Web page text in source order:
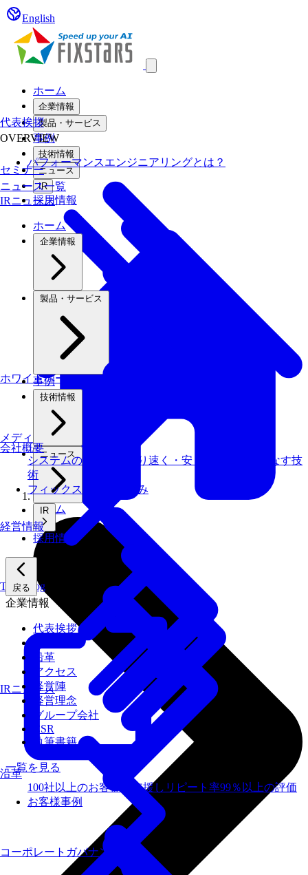
English
ホーム
企業情報
製品・サービス
事例
技術情報
セミナー
ホワイトペーパー
Tech Blog
ニュース
ニュース一覧
メディアライブラリ
IRニュース
IR
採用情報
ホーム
企業情報
製品・サービス
事例
技術情報
ニュース
IR
採用情報
戻る
企業情報
代表挨拶
沿革
アクセス
経営陣
経営理念
グループ会社
CSR
執筆書籍
一覧を見る
代表挨拶
会社概要
沿革
OVERVIEW
パフォーマンスエンジニアリングとは？
システムの仕事を、より速く・安く・省エネでこなす技
術
フィックスターズの​強み
100社以上のお客様を支援しリピート率99％以上の評価
お客様事例
IRニュース
経営情報
コーポレートガバナンス
ホーム